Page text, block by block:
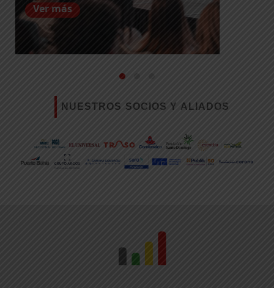
Ver más
NUESTROS SOCIOS Y ALIADOS